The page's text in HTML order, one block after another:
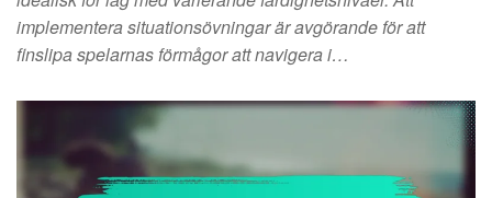
implementera situationsövningar är avgörande för att
finslipa spelarnas förmågor att navigera i…